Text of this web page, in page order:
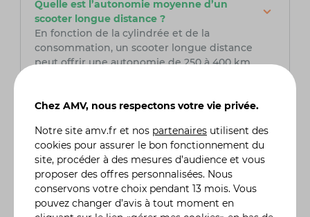
Quelle est l’autonomie moyenne d’un
scooter longue distance ?
En fonction de la cylindrée et de la
consommation, un scooter longue distance
peut offrir une autonomie de 250 à 400 km
Quel équipement privilégier pour le confort
sur de longs trajets ?
Optez pour un pare-brise réglable, une selle
confortable, des poignées chauffantes et un
bon système de suspension pour réduire la
fatigue.
Un scooter longue distance est-il adapté
Chez AMV, nous respectons votre vie privée.
Notre site amv.fr et nos partenaires utilisent des
cookies pour assurer le bon fonctionnement du
site, procéder à des mesures d’audience et vous
proposer des offres personnalisées. Nous
conservons votre choix pendant 13 mois. Vous
pouvez changer d’avis à tout moment en